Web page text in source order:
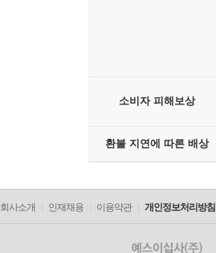
소비자 피해보상
환불 지연에 따른 배상
회사소개 인재채용 이용약관 개인정보처리방침